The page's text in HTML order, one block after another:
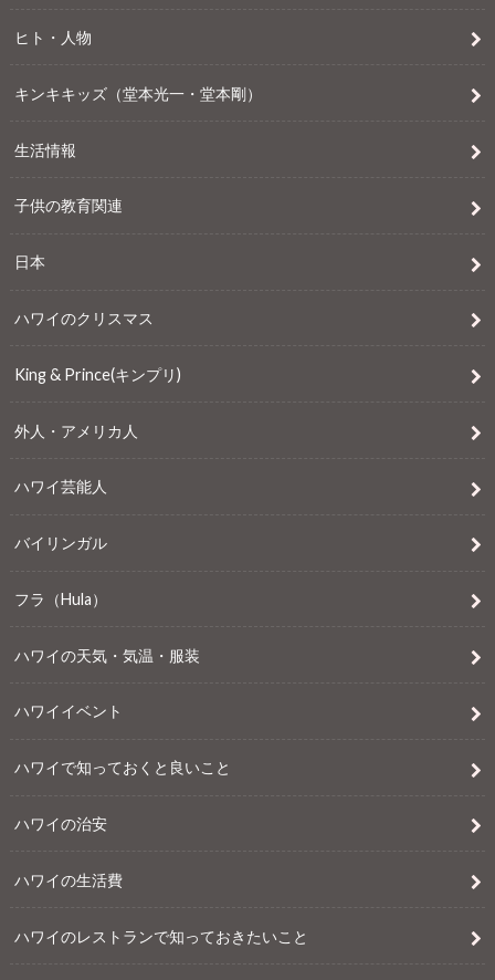
ヒト・人物
キンキキッズ（堂本光一・堂本剛）
生活情報
子供の教育関連
日本
ハワイのクリスマス
King & Prince(キンプリ)
外人・アメリカ人
ハワイ芸能人
バイリンガル
フラ（Hula）
ハワイの天気・気温・服装
ハワイイベント
ハワイで知っておくと良いこと
ハワイの治安
ハワイの生活費
ハワイのレストランで知っておきたいこと